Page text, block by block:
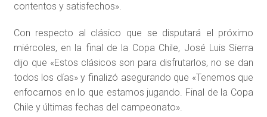
contentos y satisfechos».
Con respecto al clásico que se disputará el próximo
miércoles, en la final de la Copa Chile, José Luis Sierra
dijo que «Estos clásicos son para disfrutarlos, no se dan
todos los días» y finalizó asegurando que «Tenemos que
enfocarnos en lo que estamos jugando. Final de la Copa
Chile y últimas fechas del campeonato».